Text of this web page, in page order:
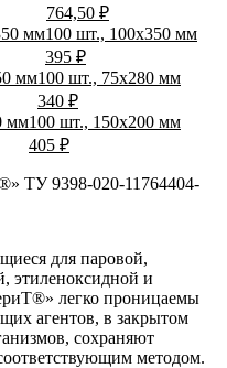
764,50 ₽
мм100 шт., 100х350 мм
395 ₽
мм100 шт., 75х280 мм
340 ₽
мм100 шт., 150х200 мм
405 ₽
ТУ 9398-020-11764404-
для паровой,
этиленоксидной и
легко проницаемы
агентов, в закрытом
сохраняют
методом.